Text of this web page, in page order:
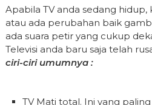
Apabila TV anda sedang
atau ada perubahan baik
ada suara petir yang cukup
Televisi anda baru saja telah
ciri-ciri umumnya :
TV Mati total. Ini yang